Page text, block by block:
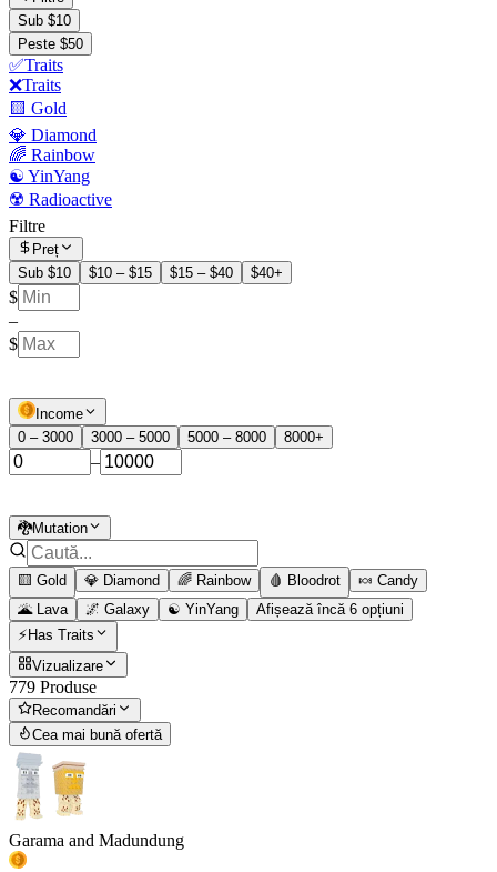
Sub $10
Peste $50
✅Traits
❌Traits
🟨 Gold
💎 Diamond
🌈 Rainbow
☯️ YinYang
☢️ Radioactive
Filtre
Preț
Sub $10
$10 – $15 $15 – $40 $40+
$
–
$
Income
0 – 3000
3000 – 5000 5000 – 8000 8000+
–
🐉Mutation
🟨 Gold 💎 Diamond 🌈 Rainbow 🩸 Bloodrot
🍬 Candy
🌋 Lava
🌌 Galaxy ☯️ YinYang
Afișează încă 6 opțiuni
⚡Has Traits
Vizualizare
779 Produse
Recomandări
Cea mai bună ofertă
Garama and Madundung